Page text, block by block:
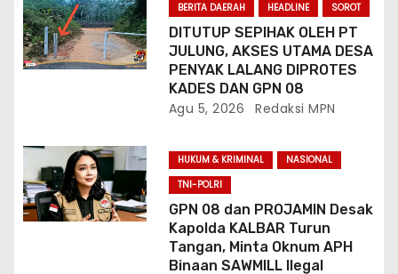
BERITA DAERAH HEADLINE SOROT
DITUTUP SEPIHAK OLEH PT
JULUNG, AKSES UTAMA DESA
PENYAK LALANG DIPROTES
KADES DAN GPN 08
Agu 5, 2026 Redaksi MPN
HUKUM & KRIMINAL
NASIONAL
TNI-POLRI
GPN 08 dan PROJAMIN Desak
Kapolda KALBAR Turun
Tangan, Minta Oknum APH
Binaan SAWMILL Ilegal